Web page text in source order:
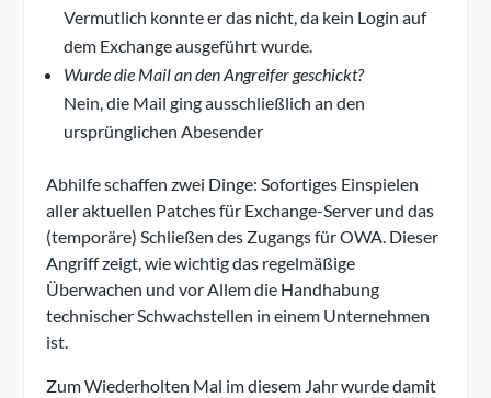
Vermutlich konnte er das nicht, da kein Login auf
dem Exchange ausgeführt wurde.
Wurde die Mail an den Angreifer geschickt?
Nein, die Mail ging ausschließlich an den
ursprünglichen Abesender
Abhilfe schaffen zwei Dinge: Sofortiges Einspielen
aller aktuellen Patches für Exchange-Server und das
(temporäre) Schließen des Zugangs für OWA. Dieser
Angriff zeigt, wie wichtig das regelmäßige
Überwachen und vor Allem die Handhabung
technischer Schwachstellen in einem Unternehmen
ist.
Zum Wiederholten Mal im diesem Jahr wurde damit